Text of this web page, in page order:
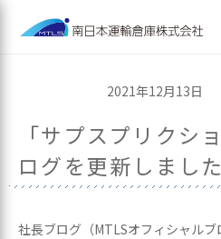
2021年12月13日
「サプスプリクシ
ログを更新しまし
社長ブログ（MTLSオフィシャルブ